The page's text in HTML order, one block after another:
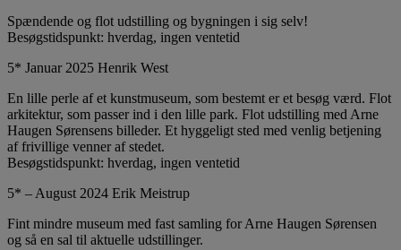
Spændende og flot udstilling og bygningen i sig selv!
Besøgstidspunkt: hverdag, ingen ventetid
5* Januar 2025 Henrik West
En lille perle af et kunstmuseum, som bestemt er et besøg værd. Flot
arkitektur, som passer ind i den lille park. Flot udstilling med Arne
Haugen Sørensens billeder. Et hyggeligt sted med venlig betjening
af frivillige venner af stedet.
Besøgstidspunkt: hverdag, ingen ventetid
5* – August 2024 Erik Meistrup
Fint mindre museum med fast samling for Arne Haugen Sørensen
og så en sal til aktuelle udstillinger.